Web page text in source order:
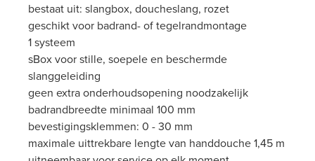
bestaat uit: slangbox, doucheslang, rozet
geschikt voor badrand- of tegelrandmontage
1 systeem
sBox voor stille, soepele en beschermde
slanggeleiding
geen extra onderhoudsopening noodzakelijk
badrandbreedte minimaal 100 mm
bevestigingsklemmen: 0 - 30 mm
maximale uittrekbare lengte van handdouche 1,45 m